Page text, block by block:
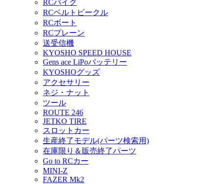
RCバイク
RCベルトビークル
RCボート
RCプレーン
送受信機
KYOSHO SPEED HOUSE
Gens ace LiPoバッテリー
KYOSHOグッズ
アクセサリー
ネジ・ナット
ツール
ROUTE 246
JETKO TIRE
スロットカー
生産終了モデル(パーツ検索用)
在庫限り＆販売終了パーツ
Go to RCカー
MINI-Z
FAZER Mk2